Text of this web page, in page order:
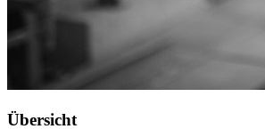
Übersicht